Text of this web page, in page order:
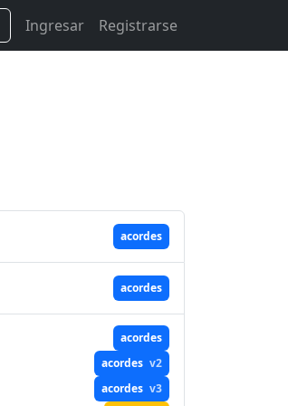
Ingresar Registrarse
acordes
acordes
acordes
acordes v2
acordes v3